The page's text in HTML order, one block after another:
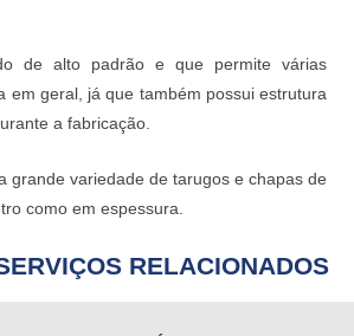
de alto padrão e que permite várias
em geral, já que também possui estrutura
a fabricação.
grande variedade de tarugos e chapas de
como em espessura.
RELACIONADOS